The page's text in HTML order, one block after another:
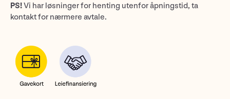
PS!Vi har løsninger for henting utenfor åpningstid, ta
kontakt for nærmere avtale.